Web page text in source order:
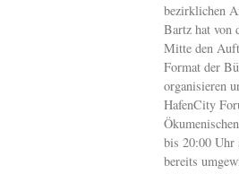
bezirklichen
Bartz hat von
Mitte den
Format der
organisieren
HafenCity
bis 20:00 Uhr
bereits